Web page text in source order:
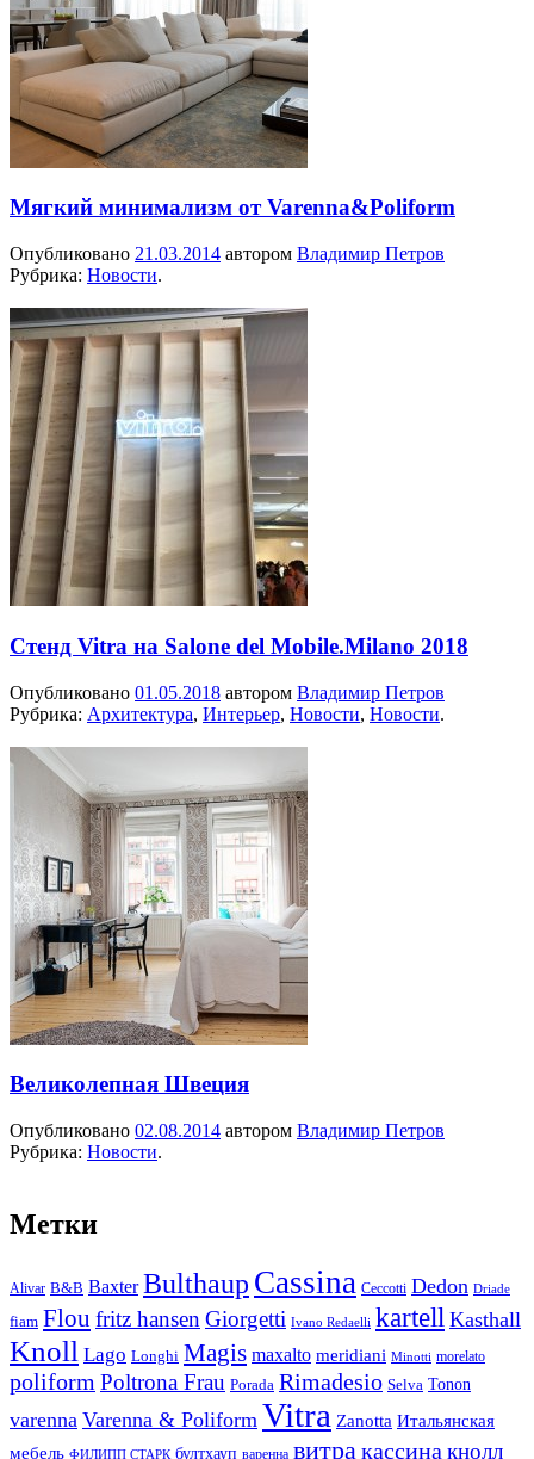
Мягкий минимализм от Varenna&Poliform
Опубликовано 21.03.2014 автором Владимир Петров
Рубрика: Новости.
Стенд Vitra на Salone del Mobile.Milano 2018
Опубликовано 01.05.2018 автором Владимир Петров
Рубрика: Архитектура, Интерьер, Новости, Новости.
Великолепная Швеция
Опубликовано 02.08.2014 автором Владимир Петров
Рубрика: Новости.
Метки
Alivar B&B Baxter Bulthaup Cassina Ceccotti Dedon Driade
fiam Flou fritz hansen Giorgetti Ivano Redaelli kartell Kasthall
Knoll Lago Longhi Magis maxalto meridiani Minotti morelato
poliform Poltrona Frau Porada Rimadesio Selva Tonon
varenna Varenna & Poliform Vitra Zanotta Итальянская
мебель ФИЛИПП СТАРК бултхауп варенна витра кассина кнолл